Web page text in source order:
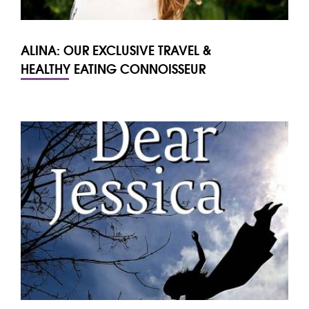
ALINA: OUR EXCLUSIVE TRAVEL &
HEALTHY EATING CONNOISSEUR